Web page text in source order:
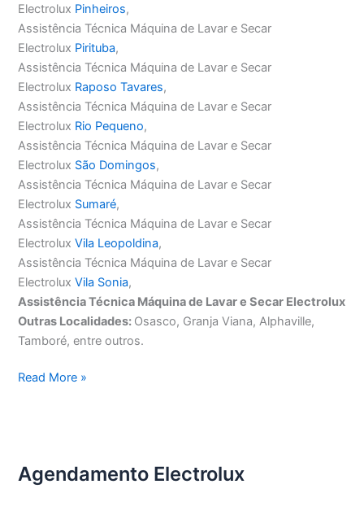
Electrolux Pinheiros,
Assistência Técnica Máquina de Lavar e Secar
Electrolux Pirituba,
Assistência Técnica Máquina de Lavar e Secar
Electrolux Raposo Tavares,
Assistência Técnica Máquina de Lavar e Secar
Electrolux Rio Pequeno,
Assistência Técnica Máquina de Lavar e Secar
Electrolux São Domingos,
Assistência Técnica Máquina de Lavar e Secar
Electrolux Sumaré,
Assistência Técnica Máquina de Lavar e Secar
ElectroluxVila Leopoldina,
Assistência Técnica Máquina de Lavar e Secar
ElectroluxVila Sonia,
Assistência Técnica Máquina de Lavar e Secar Electrolux
Outras Localidades: Osasco, Granja Viana, Alphaville,
Tamboré, entre outros.
Assistência
e
Read More »
Agendamento Electrolux